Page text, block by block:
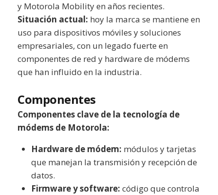
y Motorola Mobility en años recientes.
Situación actual: hoy la marca se mantiene en
uso para dispositivos móviles y soluciones
empresariales, con un legado fuerte en
componentes de red y hardware de módems
que han influido en la industria.
Componentes
Componentes clave de la tecnología de
módems de Motorola:
Hardware de módem: módulos y tarjetas
que manejan la transmisión y recepción de
datos.
Firmware y software: código que controla